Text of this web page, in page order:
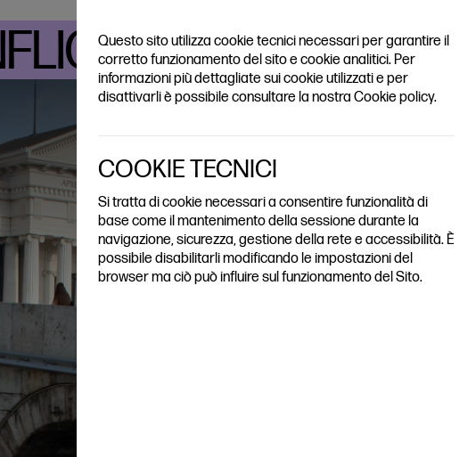
Questo sito utilizza cookie tecnici necessari per garantire il
corretto funzionamento del sito e cookie analitici. Per
informazioni più dettagliate sui cookie utilizzati e per
disattivarli è possibile consultare la nostra Cookie policy.
COOKIE TECNICI
Si tratta di cookie necessari a consentire funzionalità di
base come il mantenimento della sessione durante la
navigazione, sicurezza, gestione della rete e accessibilità. È
possibile disabilitarli modificando le impostazioni del
browser ma ciò può influire sul funzionamento del Sito.
HERITAGE
TABLE OF
CONTENTS